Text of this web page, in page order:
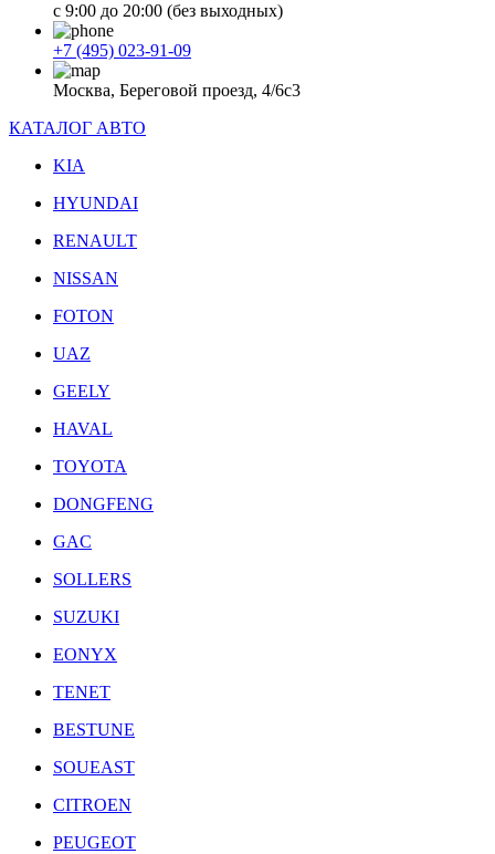
с 9:00 до 20:00 (без выходных)
+7 (495) 023-91-09
Москва, Береговой проезд, 4/6с3
КАТАЛОГ АВТО
KIA
HYUNDAI
RENAULT
NISSAN
FOTON
UAZ
GEELY
HAVAL
TOYOTA
DONGFENG
GAC
SOLLERS
SUZUKI
EONYX
TENET
BESTUNE
SOUEAST
CITROEN
PEUGEOT